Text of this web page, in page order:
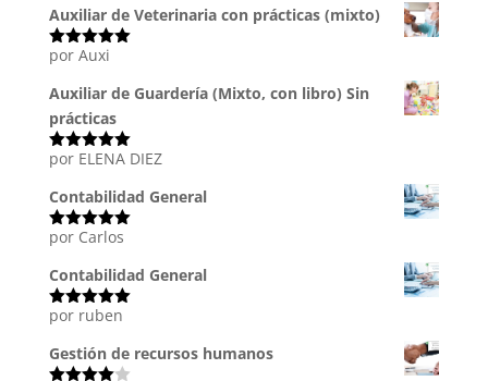
Auxiliar de Veterinaria con prácticas (mixto)
Valorado
por Auxi
Auxiliar de Guardería (Mixto, con libro) Sin
prácticas
Valorado
por ELENA DIEZ
Contabilidad General
Valorado
por Carlos
Contabilidad General
Valorado
por ruben
Gestión de recursos humanos